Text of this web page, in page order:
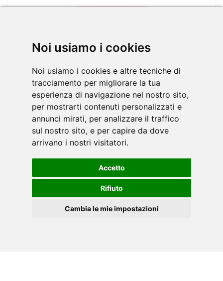
Noi usiamo i cookies
Noi usiamo i cookies e altre tecniche di
tracciamento per migliorare la tua
esperienza di navigazione nel nostro sito,
per mostrarti contenuti personalizzati e
annunci mirati, per analizzare il traffico
sul nostro sito, e per capire da dove
arrivano i nostri visitatori.
Accetto
Rifiuto
Cambia le mie impostazioni
ACCESSORI